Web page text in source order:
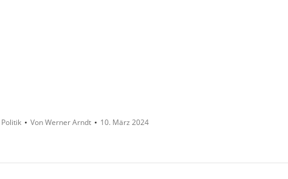
Politik VonWerner Arndt 10. März 2024